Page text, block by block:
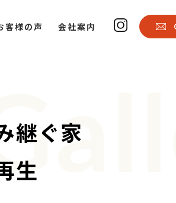
客様の声 会社案内
継ぐ家
生